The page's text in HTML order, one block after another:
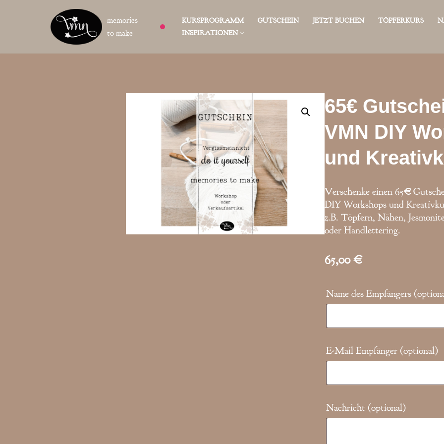
springen
memories
to make
KURSPROGRAMM GUTSCHEIN JETZT BUCHEN TÖPFERKURS
INSPIRATIONEN
65€
VMN DIY
und
Verschenke einen 65€
DIY Workshops und
z.B. Töpfern, Nähen,
oder Handlettering.
65,00€
Name des Empfängers
E-Mail Empfänger (optional)
Nachricht (optional)